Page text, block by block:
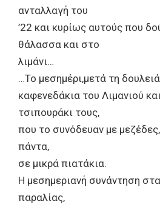
ανταλλαγή του
’22 και κυρίως αυτούς που
θάλασσα και στο
λιμάνι…
…Το μεσημέρι,μετά τη
καφενεδάκια του Λιμανιού
τσιπουράκι τους,
που το συνόδευαν με
πάντα,
σε μικρά πιατάκια.
Η μεσημεριανή συνάντηση
παραλίας,